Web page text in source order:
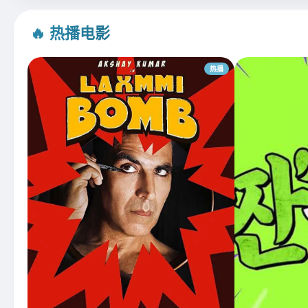
🔥 热播电影
热播